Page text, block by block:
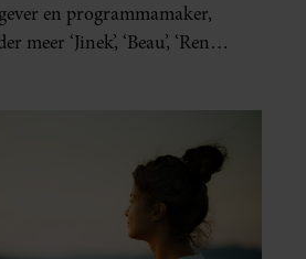
en programmamaker,
‘Jinek’, ‘Beau’, ‘Renze’,